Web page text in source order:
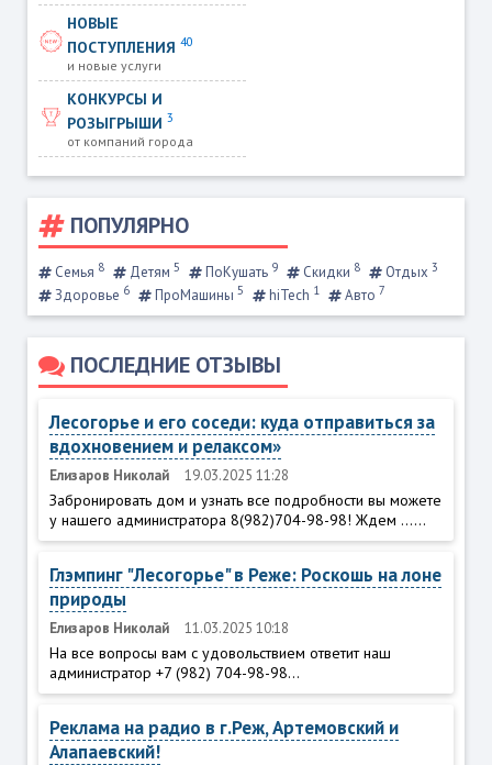
НОВЫЕ
ПОСТУПЛЕНИЯ40
и новые услуги
КОНКУРСЫ И
РОЗЫГРЫШИ3
от компаний города
ПОПУЛЯРНО
Семья 8 Детям 5 ПоКушать 9 Скидки 8 Отдых 3
Здоровье 6 ПроМашины 5 hiTech 1 Авто 7
ПОСЛЕДНИЕ ОТЗЫВЫ
Лесогорье и его соседи: куда отправиться за
вдохновением и релаксом»
Елизаров Николай 19.03.2025 11:28
Забронировать дом и узнать все подробности вы можете
у нашего администратора 8(982)704-98-98! Ждем ......
Глэмпинг "Лесогорье" в Реже: Роскошь на лоне
природы
Елизаров Николай 11.03.2025 10:18
На все вопросы вам с удовольствием ответит наш
администратор +7 (982) 704-98-98...
Реклама на радио в г.Реж, Артемовский и
Алапаевский!